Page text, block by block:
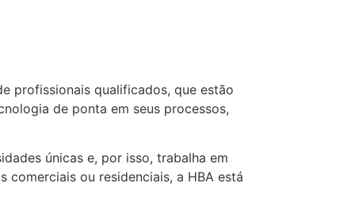
profissionais qualificados, que estão
de ponta em seus processos,
únicas e, por isso, trabalha em
comerciais ou residenciais, a HBA está